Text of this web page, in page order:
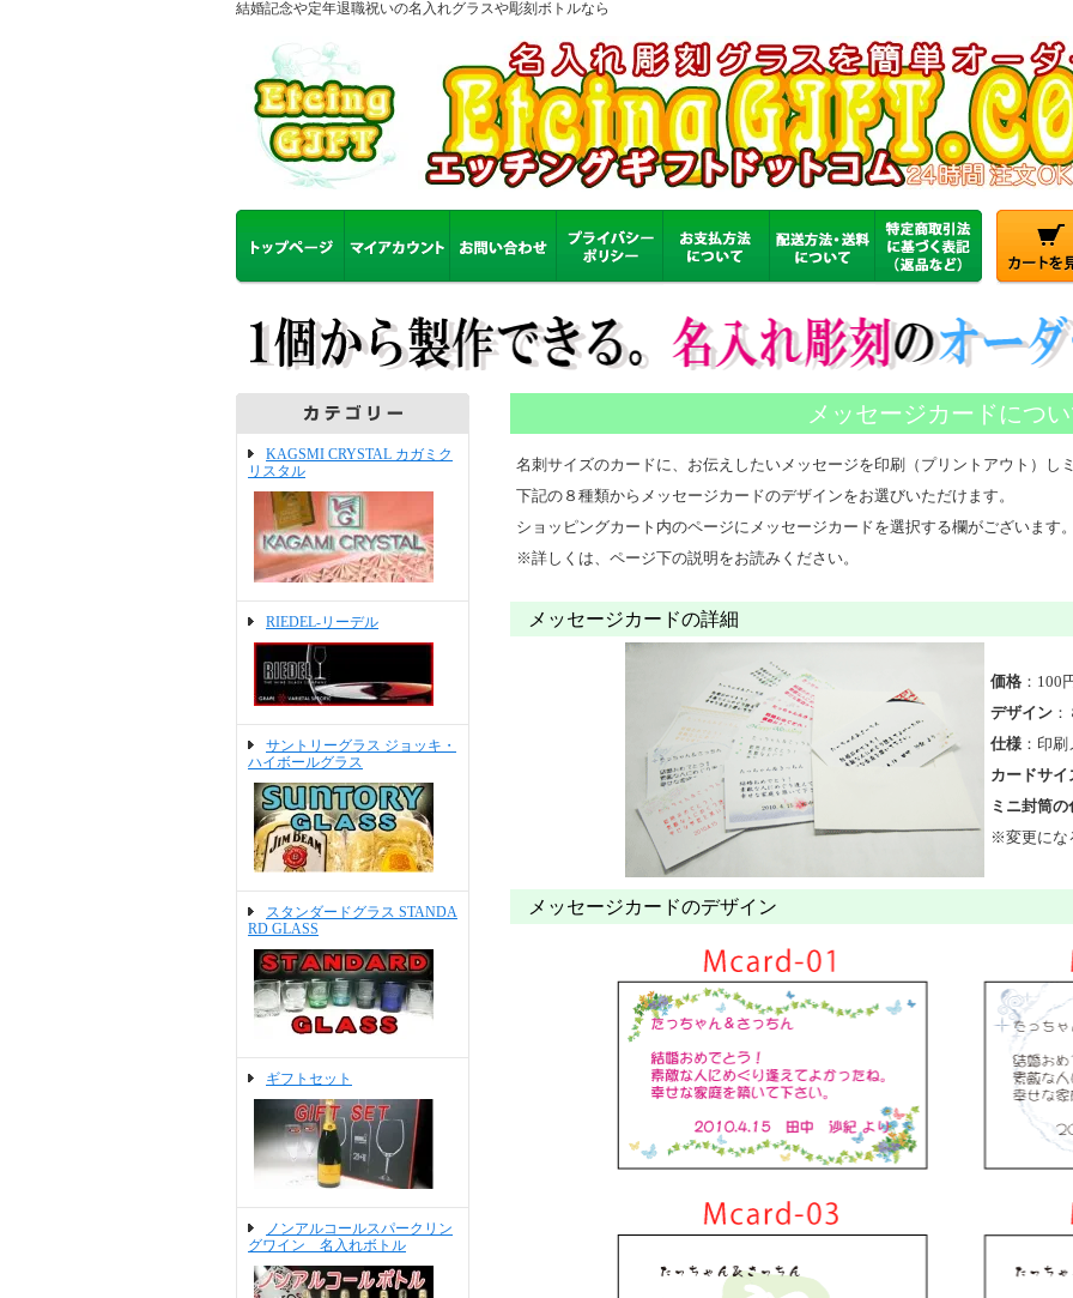
結婚記念や定年退職祝いの名入れグラスや彫刻ボトルなら
KAGSMI CRYSTAL カガミク
リスタル
RIEDEL-リーデル
サントリーグラス ジョッキ・
ハイボールグラス
スタンダードグラス STANDA
RD GLASS
ギフトセット
ノンアルコールスパークリン
グワイン 名入れボトル
メッセージカードにつ
名刺サイズのカードに、お伝えしたいメッセージを印刷（プリントアウト）し
下記の８種類からメッセージカードのデザインをお選びいただけます。
ショッピングカート内のページにメッセージカードを選択する欄がございます
※詳しくは、ページ下の説明をお読みください。
メッセージカードの詳細
価格 ：100
デザイン
仕様 ：印
カードサイ
ミニ封筒の
※変更にな
メッセージカードのデザイン